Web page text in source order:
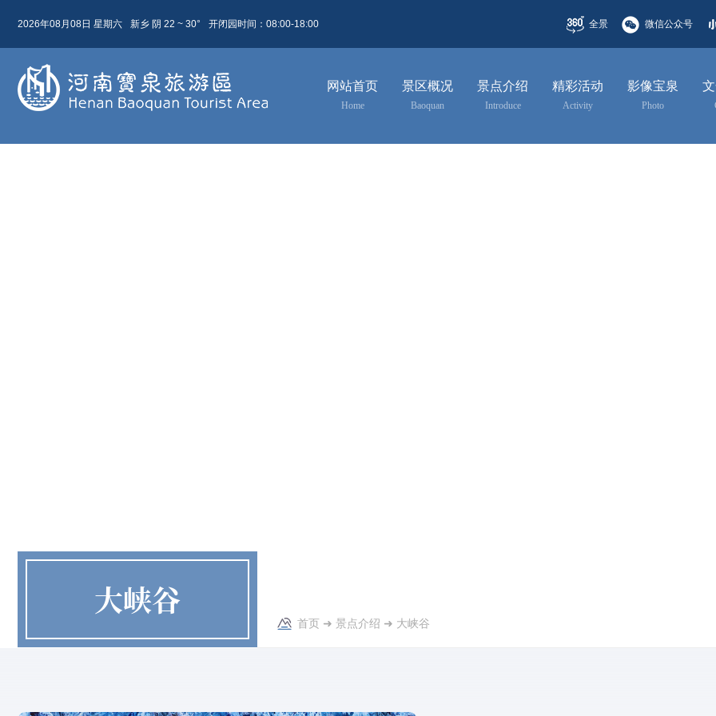
2026年08月08日 星期六 新乡 阴 22 ~ 30°
今天( 星期六)
22 ~ 30
明天( 星期日)
22 ~ 31
后天( 星期一)
24 ~ 31
开闭园时间：08:00-18:00 全景 微信公众号
网站首页
Home
景区概况
Baoquan
景点介绍
Introduce
精彩活动
Activity
影像宝泉
Photo
大峡谷
首页 ➜ 景点介绍 ➜ 大峡谷